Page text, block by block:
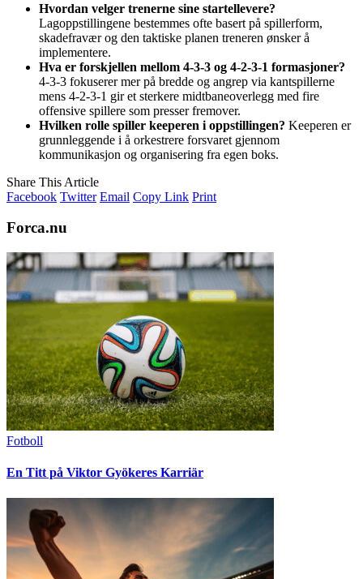
Hvordan velger trenerne sine startellevere?
Lagoppstillingene bestemmes ofte basert på spillerform,
skadefravær og den taktiske planen treneren ønsker å
implementere.
Hva er forskjellen mellom 4-3-3 og 4-2-3-1 formasjoner?
4-3-3 fokuserer mer på bredde og angrep via kantspillerne
mens 4-2-3-1 gir et sterkere midtbaneoverlegg med fire
offensive spillere som presser fremover.
Hvilken rolle spiller keeperen i oppstillingen? Keeperen er
grunnleggende i å orkestrere forsvaret gjennom
kommunikasjon og organisering fra egen boks.
Share This Article
Facebook Twitter Email Copy Link Print
Forca.nu
Fotboll
En Titt på Viktor Gyökeres Karriär